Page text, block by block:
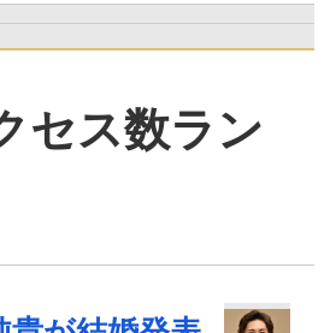
セス数ラン